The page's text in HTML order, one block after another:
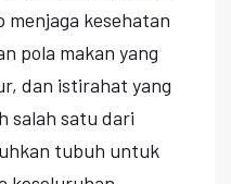
kesehatan
pola makan yang
dan istirahat yang
salah satu dari
tubuh untuk